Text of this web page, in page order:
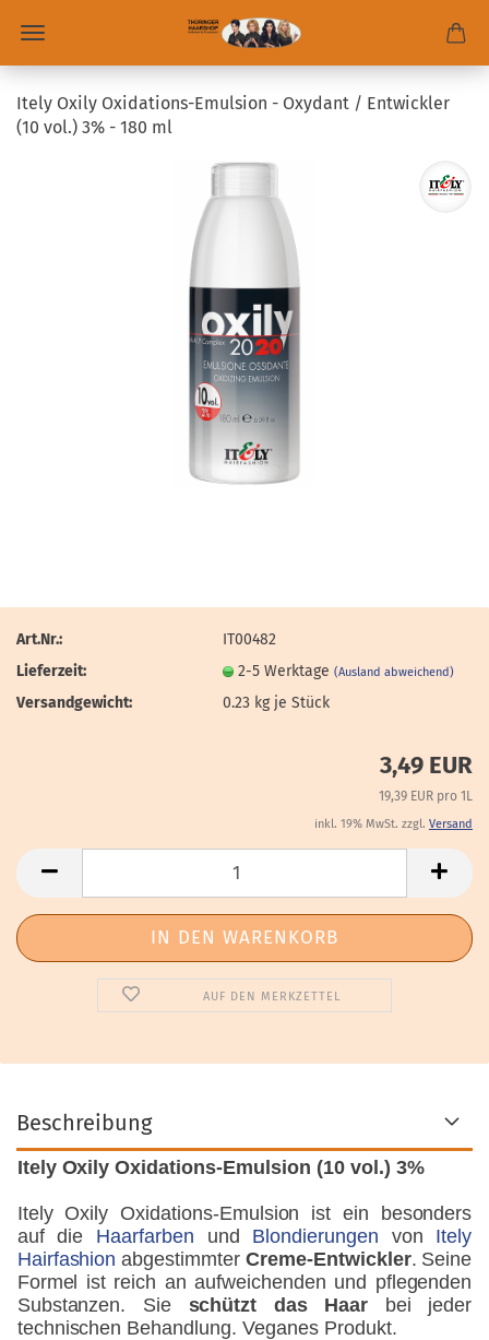
Itely Oxily Oxidations-Emulsion - Oxydant / Entwickler
(10 vol.) 3% - 180 ml
Art.Nr.:
IT00482
Lieferzeit:
2-5 Werktage(Ausland abweichend)
Versandgewicht: 0.23 kg je Stück
3,49 EUR
19,39 EUR pro 1L
inkl. 19% MwSt. zzgl. Versand
AUF DEN MERKZETTEL
Beschreibung
Itely Oxily Oxidations-Emulsion (10 vol.) 3%
Itely Oxily Oxidations-Emulsion ist ein besonders
auf die Haarfarben und Blondierungen von Itely
Hairfashion abgestimmter Creme-Entwickler. Seine
Formel ist reich an aufweichenden und pflegenden
Substanzen. Sie schützt das Haar bei jeder
technischen Behandlung. Veganes Produkt.